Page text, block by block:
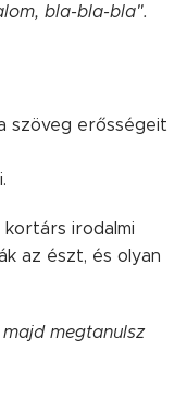
bla-bla-bla".
szöveg erősségeit
irodalmi
az észt, és olyan
megtanulsz